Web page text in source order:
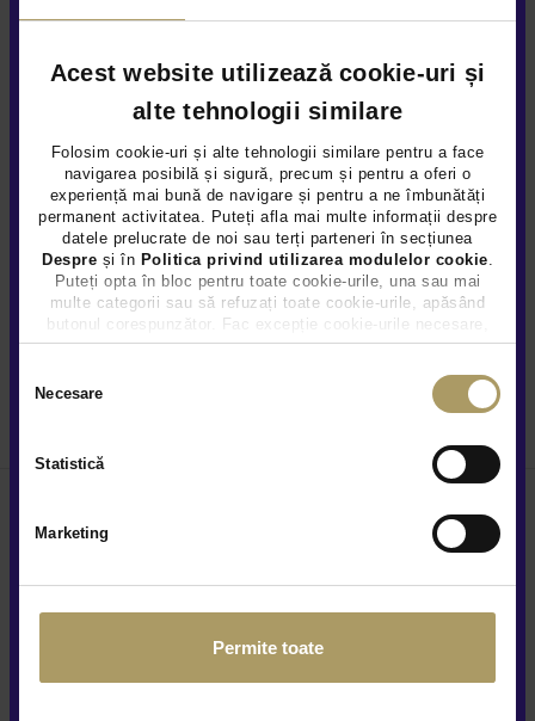
Acest website utilizează cookie-uri și
alte tehnologii similare
Folosim cookie-uri și alte tehnologii similare pentru a face
navigarea posibilă și sigură, precum și pentru a oferi o
experiență mai bună de navigare și pentru a ne îmbunătăți
permanent activitatea. Puteți afla mai multe informații despre
datele prelucrate de noi sau terți parteneri în secțiunea
Despre și în Politica privind utilizarea modulelor cookie
Puteți opta în bloc pentru toate cookie-urile, una sau mai
multe categorii sau să refuzați toate cookie-urile, apăsând
butonul corespunzător. Fac excepție cookie-urile necesare,
care sunt activate automat, conform legislației în vigoare.
Necesare
Statistică
Marketing
Permite toate
Da Nu
Sunteți de acord să vă contactăm ocazional pentru sondaje
despre produsele și serviciile Țiriac Auto, în condițiile explicate
aici
Da Nu
Trimite